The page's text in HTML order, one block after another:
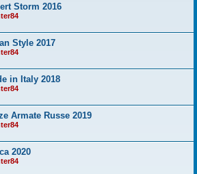
Storm 2016
Style 2017
in Italy 2018
Armate Russe 2019
2020